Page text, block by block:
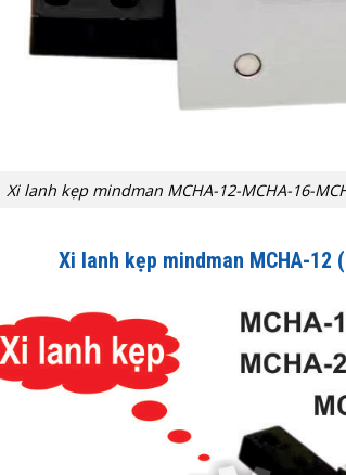
Xi lanh kẹp mindman MCHA-12-MCHA-16-
Xi lanh kẹp mindman MCHA-12